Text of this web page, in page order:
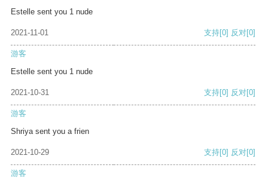
Estelle sent you 1 nude
2021-11-01 支持[0] 反对[0]
游客
Estelle sent you 1 nude
2021-10-31 支持[0] 反对[0]
游客
Shriya sent you a frien
2021-10-29 支持[0] 反对[0]
游客